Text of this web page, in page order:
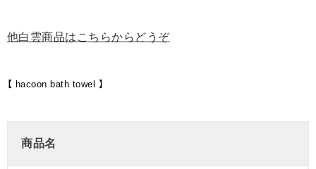
他白雲商品はこちらからどうぞ
【 hacoon bath towel 】
商品名